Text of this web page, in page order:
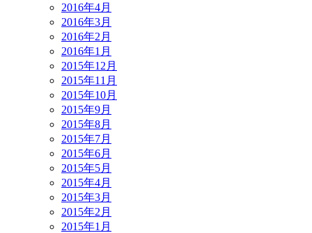
2016年4月
2016年3月
2016年2月
2016年1月
2015年12月
2015年11月
2015年10月
2015年9月
2015年8月
2015年7月
2015年6月
2015年5月
2015年4月
2015年3月
2015年2月
2015年1月